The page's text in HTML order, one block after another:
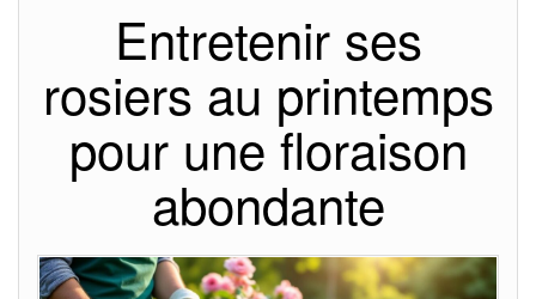
Entretenir ses
rosiers au printemps
pour une floraison
abondante